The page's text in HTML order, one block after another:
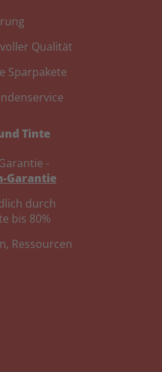
Qualität
Sparpakete
Tinte
-
Garantie
durch
bis 80%
Ressourcen